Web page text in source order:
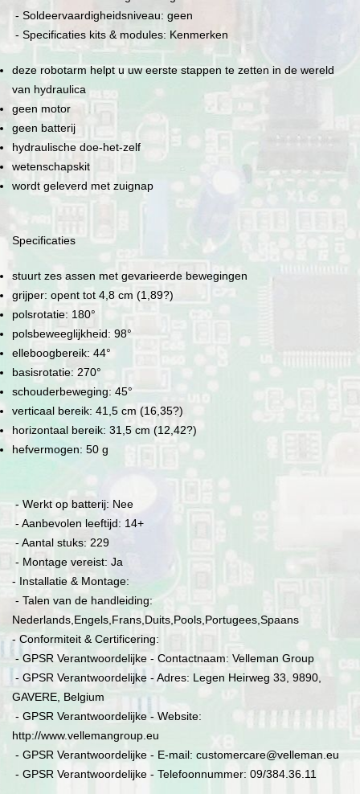
- Soldeervaardigheidsniveau: geen
- Specificaties kits & modules: Kenmerken
deze robotarm helpt u uw eerste stappen te zetten in de wereld
van hydraulica
geen motor
geen batterij
hydraulische doe-het-zelf
wetenschapskit
wordt geleverd met zuignap
Specificaties
stuurt zes assen met gevarieerde bewegingen
grijper: opent tot 4,8 cm (1,89?)
polsrotatie: 180°
polsbeweeglijkheid: 98°
elleboogbereik: 44°
basisrotatie: 270°
schouderbeweging: 45°
verticaal bereik: 41,5 cm (16,35?)
horizontaal bereik: 31,5 cm (12,42?)
hefvermogen: 50 g
- Werkt op batterij: Nee
- Aanbevolen leeftijd: 14+
- Aantal stuks: 229
- Montage vereist: Ja
- Installatie & Montage:
- Talen van de handleiding:
Nederlands,Engels,Frans,Duits,Pools,Portugees,Spaans
- Conformiteit & Certificering:
- GPSR Verantwoordelijke - Contactnaam: Velleman Group
- GPSR Verantwoordelijke - Adres: Legen Heirweg 33, 9890,
GAVERE, Belgium
- GPSR Verantwoordelijke - Website:
http://www.vellemangroup.eu
- GPSR Verantwoordelijke - E-mail: customercare@velleman.eu
- GPSR Verantwoordelijke - Telefoonnummer: 09/384.36.11